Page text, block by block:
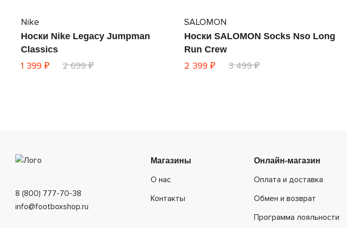
Nike
Носки Nike Legacy Jumpman
Classics
1 399 ₽ 2 699 ₽
SALOMON
Носки SALOMON Socks Nso Long
Run Crew
2 399 ₽ 3 499 ₽
8 (800) 777-70-38
info@footboxshop.ru
Магазины
О нас
Контакты
Онлайн-магазин
Оплата и доставка
Обмен и возврат
Программа лояльности